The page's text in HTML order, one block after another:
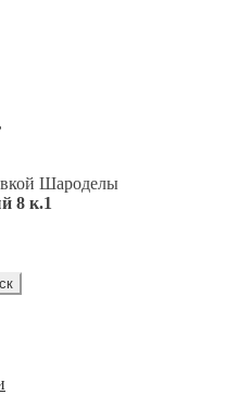
,
Шароделы
8 к.1